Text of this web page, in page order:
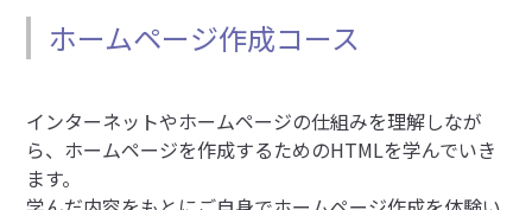
ホームページ作成コース
インターネットやホームページの仕組みを理解しなが
ら、ホームページを作成するためのHTMLを学んでいき
ます。